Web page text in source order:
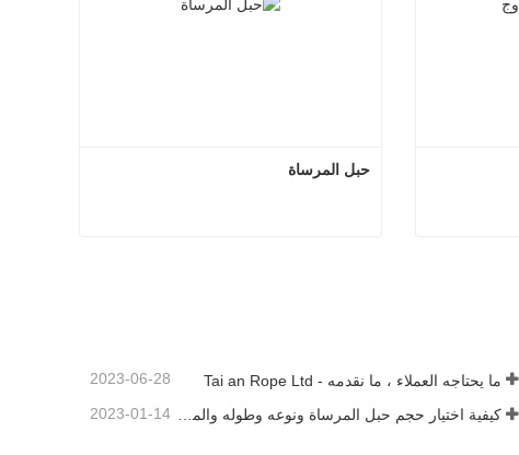
حبل المرساة
ما يحتاجه العملاء ، ما نقدمه - Tai an Rope Ltd 2023-06-28
2023-01-14